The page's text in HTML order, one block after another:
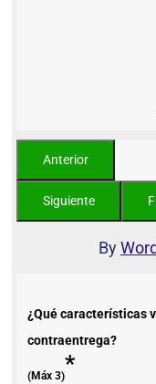
By
¿Qué características
contraentrega?
(Máx 3)*